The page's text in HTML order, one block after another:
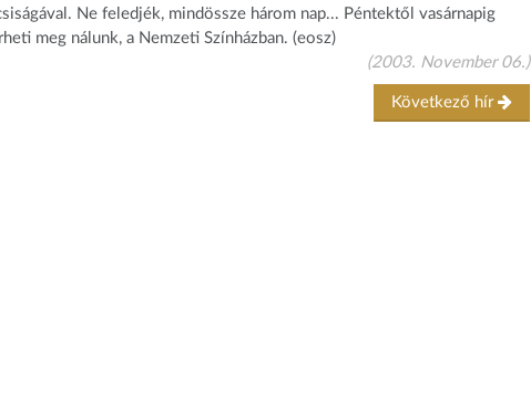
Ne feledjék, mindössze három nap... Péntektől vasárnapig
meg nálunk, a Nemzeti Színházban. (eosz)
(2003. November 06.)
Következő hír